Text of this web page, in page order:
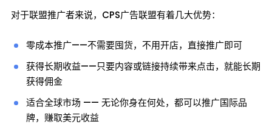
对于联盟推广者来说，CPS广告联盟有着几大优势：
零成本推广——不需要囤货，不用开店，直接推广即可
获得长期收益——只要内容或链接持续带来点击，就能长期
获得佣金
适合全球市场 —— 无论你身在何处，都可以推广国际品
牌，赚取美元收益